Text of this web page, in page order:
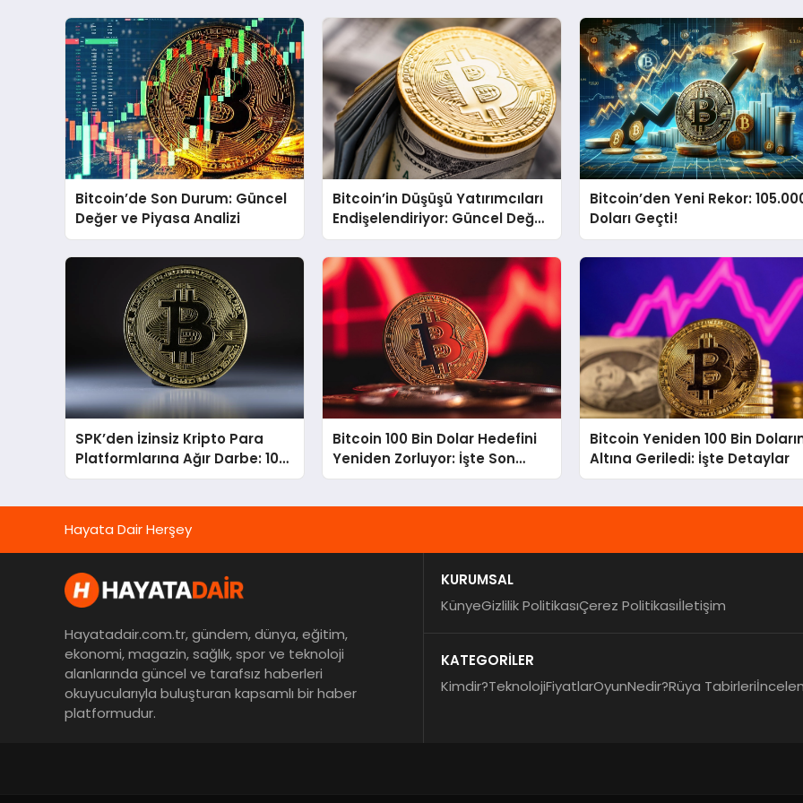
Bitcoin’de Son Durum: Güncel
Değer ve Piyasa Analizi
Bitcoin’in Düşüşü Yatırımcıları
Endişelendiriyor: Güncel Değer
Ne Durumda?
Bitcoin’den Yeni Rekor:
Doları Geçti!
SPK’den İzinsiz Kripto Para
Platformlarına Ağır Darbe: 108
Siteye Erişim Engeli
Bitcoin 100 Bin Dolar Hedefini
Yeniden Zorluyor: İşte Son
Durum!
Bitcoin Yeniden 100 Bin
Altına Geriledi: İşte Detaylar
Hayata Dair Herşey
Hayatadair.com.tr, gündem, dünya, eğitim,
ekonomi, magazin, sağlık, spor ve teknoloji
alanlarında güncel ve tarafsız haberleri
okuyucularıyla buluşturan kapsamlı bir haber
platformudur.
KURUMSAL
KünyeGizlilik PolitikasıÇerez Politikasıİletişim
KATEGORİLER
Kimdir?TeknolojiFiyatlarOyunNedir?Rüya Tabirleri